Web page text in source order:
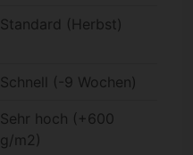
Standard (Herbst)
Schnell (-9 Wochen)
Sehr hoch (+600
g/m2)